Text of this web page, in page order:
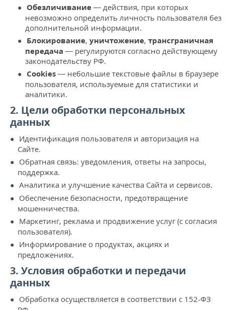
Обезличивание — действия, при которых
невозможно определить личность пользователя без
дополнительной информации.
Блокирование, уничтожение, трансграничная
передача — регулируются согласно действующему
законодательству РФ.
Cookies — небольшие текстовые файлы в браузере
пользователя, используемые для статистики и
аналитики.
2. Цели обработки персональных
данных
Идентификация пользователя и авторизация на
Сайте.
Обратная связь: уведомления, ответы на запросы,
поддержка.
Аналитика и улучшение качества Сайта и сервисов.
Обеспечение безопасности, предотвращение
мошенничества.
Маркетинг, реклама и продвижение услуг (с согласия
пользователя).
Информирование о продуктах, акциях и
предложениях.
3. Условия обработки и передачи
данных
Обработка осуществляется в соответствии с 152-ФЗ